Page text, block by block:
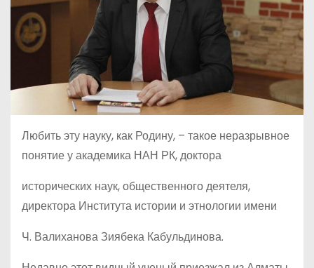
Любить эту науку, как Родину, – такое неразрывное
понятие у академика НАН РК, доктора
исторических наук, общественного деятеля,
директора Института истории и этнологии имени
Ч. Валиханова Зиябека Кабульдинова.